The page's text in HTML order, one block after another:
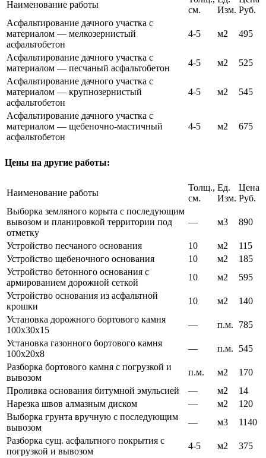
Наименование работы
см.
Изм. Руб.
Асфальтирование дачного участка с
материалом — мелкозернистый
асфальтобетон
4-5 м2 495
Асфальтирование дачного участка с
материалом — песчаный асфальтобетон
4-5 м2
525
Асфальтирование дачного участка с
материалом — крупнозернистый
асфальтобетон
4-5 м2 545
Асфальтирование дачного участка с
материалом — щебеночно-мастичный
асфальтобетон
4-5 м2 675
Цены на другие работы:
Наименование работы
Толщ.,
см.
Ед.
Изм.
Цена
Руб.
Выборка земляного корыта с последующим
вывозом и планировкой территории под
отметку
— м3 890
Устройство песчаного основания 10 м2
115
Устройство щебеночного основания
10 м2
185
Устройство бетонного основания с
армированием дорожной сеткой
10 м2
595
Устройство основания из асфальтной
крошки
10 м2
140
Установка дорожного бортового камня
100х30х15
— п.м.
785
Установка газонного бортового камня
100х20х8
— п.м.
545
Разборка бортового камня с погрузкой и
вывозом
п.м. м2
170
Проливка основания битумной эмульсией
— м2
14
Нарезка швов алмазным диском
— м2
120
Выборка грунта вручную с последующим
вывозом
— м3
1140
Разборка сущ. асфальтного покрытия с
погрузкой и вывозом
4-5 м2
375